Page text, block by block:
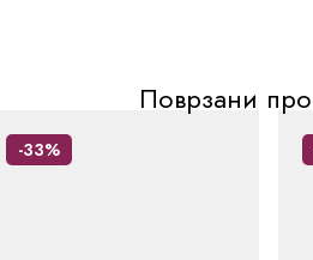
Поврзани
-33%